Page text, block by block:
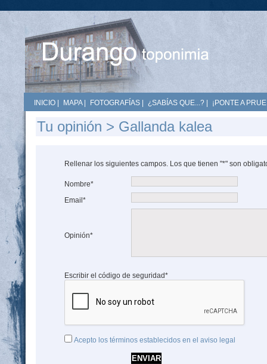
INICIO MAPA| FOTOGRAFÍAS ¿SABÍAS QUE...? ¡PONTE A
Tu opinión > Gallanda kalea
Rellenar los siguientes campos. Los que tienen "*" son
Nombre*
Email*
Opinión*
Escribir el código de seguridad*
Acepto los términos establecidos en el aviso legal